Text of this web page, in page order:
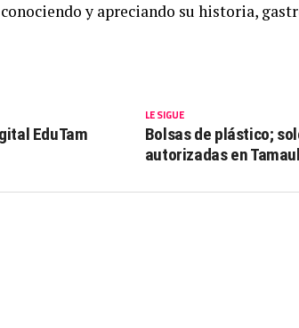
y apreciando su historia,
LE SIGUE
Bolsas de plástico;
autorizadas en
EduTam